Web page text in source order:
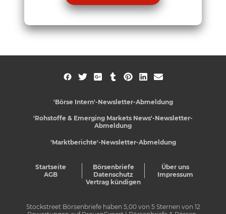
'Börse Intern'-Newsletter-Abmeldung
'Rohstoffe & Emerging Markets News'-Newsletter-
Abmeldung
'Marktberichte'-Newsletter-Abmeldung
Startseite Börsenbriefe
Über uns
AGB
Datenschutz
Impressum
Vertrag kündigen
Stockstreet Börsenbriefe haben 5,00von 5Sternen von 12